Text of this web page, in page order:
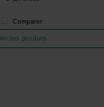
Comparer
les produits